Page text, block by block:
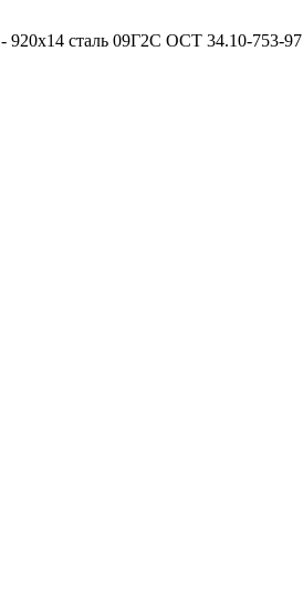
920х14 сталь 09Г2С ОСТ 34.10-753-97